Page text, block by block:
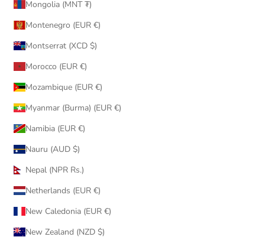
Mongolia (MNT ₮)
Montenegro (EUR €)
Montserrat (XCD $)
Morocco (EUR €)
Mozambique (EUR €)
Myanmar (Burma) (EUR €)
Namibia (EUR €)
Nauru (AUD $)
Nepal (NPR Rs.)
Netherlands (EUR €)
New Caledonia (EUR €)
New Zealand (NZD $)